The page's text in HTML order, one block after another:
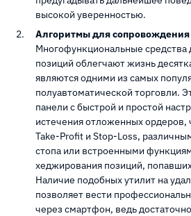
высокой уверенностью.
Алгоритмы для сопровождения
Многофункциональные средства
позиций облегчают жизнь
являются одними из самых
полуавтоматической торговли.
панели с быстрой и простой
истечения отложенных
Take-Profit и Stop-Loss,
стопа или встроенными
хеджирования позиций,
Наличие подобных утилит на
позволяет вести
через смартфон, ведь